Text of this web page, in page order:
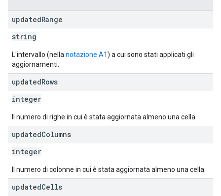
updatedRange
string
L'intervallo (nella notazione A1) a cui sono stati applicati gli
aggiornamenti.
updatedRows
integer
Il numero di righe in cui è stata aggiornata almeno una cella.
updatedColumns
integer
Il numero di colonne in cui è stata aggiornata almeno una cella.
updatedCells